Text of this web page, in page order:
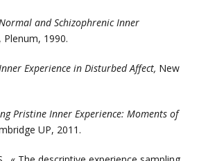
and Schizophrenic Inner
Plenum, 1990.
Experience in Disturbed Affect, New
Pristine Inner Experience: Moments of
UP, 2011.